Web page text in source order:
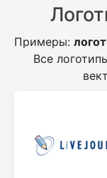
Примеры:
Все